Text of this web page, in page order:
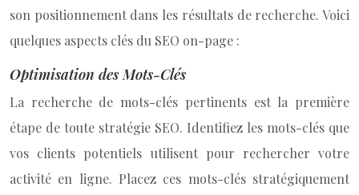
son positionnement dans les résultats de recherche. Voici
quelques aspects clés du SEO on-page :
Optimisation des Mots-Clés
La recherche de mots-clés pertinents est la première
étape de toute stratégie SEO. Identifiez les mots-clés que
vos clients potentiels utilisent pour rechercher votre
activité en ligne. Placez ces mots-clés stratégiquement